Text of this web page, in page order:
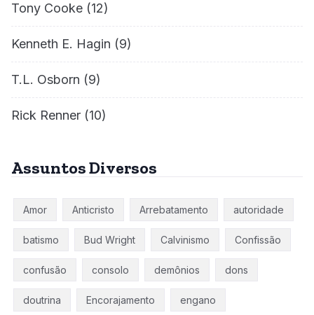
Tony Cooke (12)
Kenneth E. Hagin (9)
T.L. Osborn (9)
Rick Renner (10)
Assuntos Diversos
Amor Anticristo Arrebatamento autoridade
batismo Bud Wright Calvinismo Confissão
confusão consolo demônios dons
doutrina Encorajamento engano